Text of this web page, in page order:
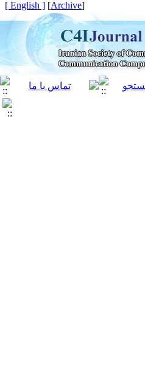
[
Archive
]
[ English ]